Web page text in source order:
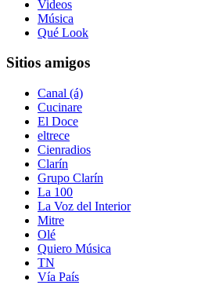
Videos
Música
Qué Look
Sitios amigos
Canal (á)
Cucinare
El Doce
eltrece
Cienradios
Clarín
Grupo Clarín
La 100
La Voz del Interior
Mitre
Olé
Quiero Música
TN
Vía País